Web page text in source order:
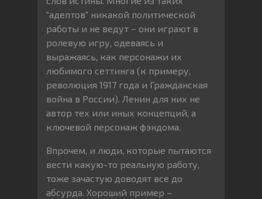
“адептов” никакой политической
работы и не ведут – они играют в
ролевую игру, одеваясь и
выражаясь, как персонажи их
любимого сеттинга (к примеру,
революция 1917 года и Гражданская
война в России). Ленин для них не
автор тех или иных концепций, а
ключевой персонаж фэндома.
Впрочем, и люди, которые пытаются
вести какую-то реальную работу,
тоже зачастую доводят все до
абсурда. Хороший пример –